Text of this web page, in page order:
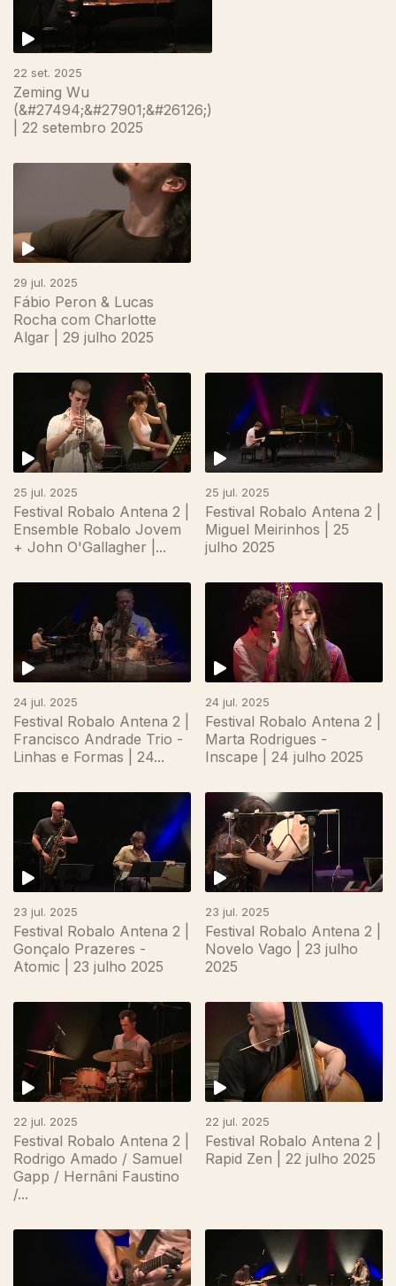
22 set. 2025
Zeming Wu
(&#27494;&#27901;&#26126;)
| 22 setembro 2025
29 jul. 2025
Fábio Peron & Lucas
Rocha com Charlotte
Algar | 29 julho 2025
25 jul. 2025
Festival Robalo Antena 2 |
Ensemble Robalo Jovem
+ John O'Gallagher |...
25 jul. 2025
Festival Robalo Antena 2 |
Miguel Meirinhos | 25
julho 2025
24 jul. 2025
Festival Robalo Antena 2 |
Francisco Andrade Trio -
Linhas e Formas | 24...
24 jul. 2025
Festival Robalo Antena 2 |
Marta Rodrigues -
Inscape | 24 julho 2025
23 jul. 2025
Festival Robalo Antena 2 |
Gonçalo Prazeres -
Atomic | 23 julho 2025
23 jul. 2025
Festival Robalo Antena 2 |
Novelo Vago | 23 julho
2025
22 jul. 2025
Festival Robalo Antena 2 |
Rodrigo Amado / Samuel
Gapp / Hernâni Faustino
/...
22 jul. 2025
Festival Robalo Antena 2 |
Rapid Zen | 22 julho 2025